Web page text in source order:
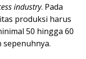
industry. Pada
produksi harus
50 hingga 60